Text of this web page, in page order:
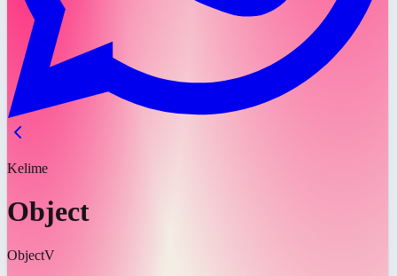
Kelime
Object
ObjectV